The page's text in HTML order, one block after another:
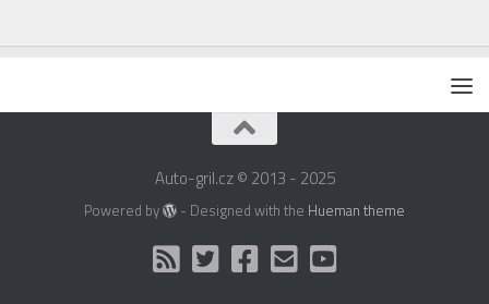
Auto-gril.cz © 2013 - 2025
Powered by - Designed with the Hueman theme